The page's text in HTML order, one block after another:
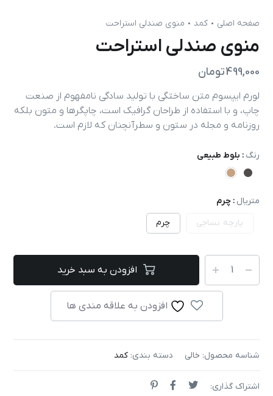
صفحه اصلی کمد منوی صندلی استراحت
منوی صندلی استراحت
499,000تومان
لورم ایپسوم متن ساختگی با تولید سادگی نامفهوم از صنعت
چاپ، و با استفاده از طراحان گرافیک است، چاپگرها و متون بلکه
روزنامه و مجله در ستون و سطرآنچنان که لازم است.
رنگ : بلوط طبیعی
متریال : چرم
پارچه نساجی
چرم
افزودن به سبد خرید
افزودن به علاقه مندی ها
شناسه محصول: خالی دسته بندی:کمد
اشتراک گذاری: